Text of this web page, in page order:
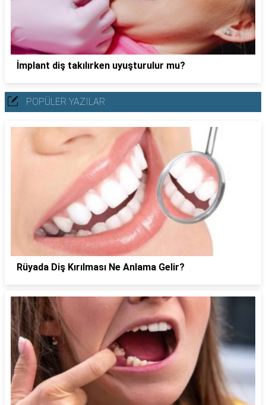
İmplant diş takılırken uyuşturulur mu?
POPÜLER YAZILAR
Rüyada Diş Kırılması Ne Anlama Gelir?